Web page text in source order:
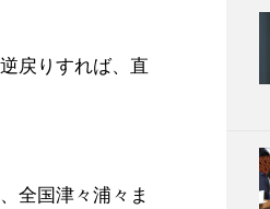
戻りすれば、直
全国津々浦々ま